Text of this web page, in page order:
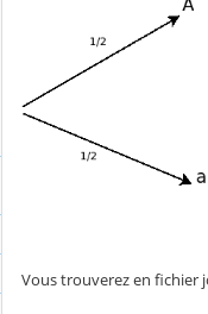
Vous trouverez en fichier